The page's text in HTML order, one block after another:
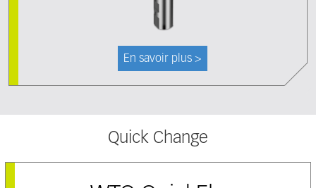
En savoir plus >
Quick Change